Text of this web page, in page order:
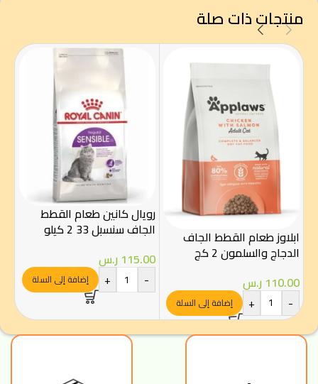
منتجات ذات صلة
ابلاوز طعام القطط الجاف
الدجاج والسلمون 2 كج
110.00 ر.س
-
+ إضافة إلى السلة
رويال كانين طعام القطط
الجاف سنسبل 33 2 كيلو
115.00 ر.س
-
+ إضافة إلى السلة